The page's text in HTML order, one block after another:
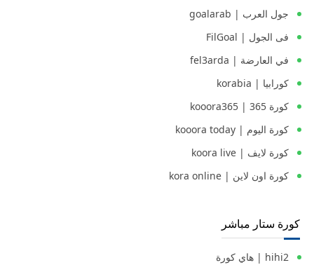
جول العرب | goalarab
فى الجول | FilGoal
في العارضة | fel3arda
كورابيا | korabia
كورة 365 | kooora365
كورة اليوم | kooora today
كورة لايف | koora live
كورة اون لاين | kora online
كورة ستار مباشر
hihi2 | هاي كورة